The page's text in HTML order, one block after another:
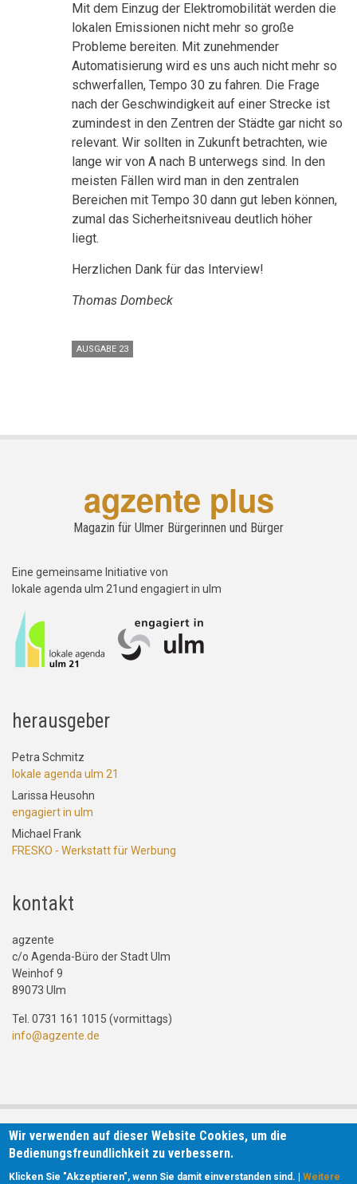
Mit dem Einzug der Elektromobilität werden die
lokalen Emissionen nicht mehr so große
Probleme bereiten. Mit zunehmender
Automatisierung wird es uns auch nicht mehr so
schwerfallen, Tempo 30 zu fahren. Die Frage
nach der Geschwindigkeit auf einer Strecke ist
zumindest in den Zentren der Städte gar nicht so
relevant. Wir sollten in Zukunft betrachten, wie
lange wir von A nach B unterwegs sind. In den
meisten Fällen wird man in den zentralen
Bereichen mit Tempo 30 dann gut leben können,
zumal das Sicherheitsniveau deutlich höher
liegt.
Herzlichen Dank für das Interview!
Thomas Dombeck
AUSGABE 23
agzente plus
Magazin für Ulmer Bürgerinnen und Bürger
Eine gemeinsame Initiative von
lokale agenda ulm 21und engagiert in ulm
herausgeber
Petra Schmitz
lokale agenda ulm 21
Larissa Heusohn
engagiert in ulm
Michael Frank
FRESKO - Werkstatt für Werbung
kontakt
agzente
c/o Agenda-Büro der Stadt Ulm
Weinhof 9
89073 Ulm
Tel. 0731 161 1015 (vormittags)
info@agzente.de
Wir verwenden auf dieser Website Cookies, um die
Bedienungsfreundlichkeit zu verbessern.
Klicken Sie "Akzeptieren", wenn Sie damit einverstanden sind. |Weitere